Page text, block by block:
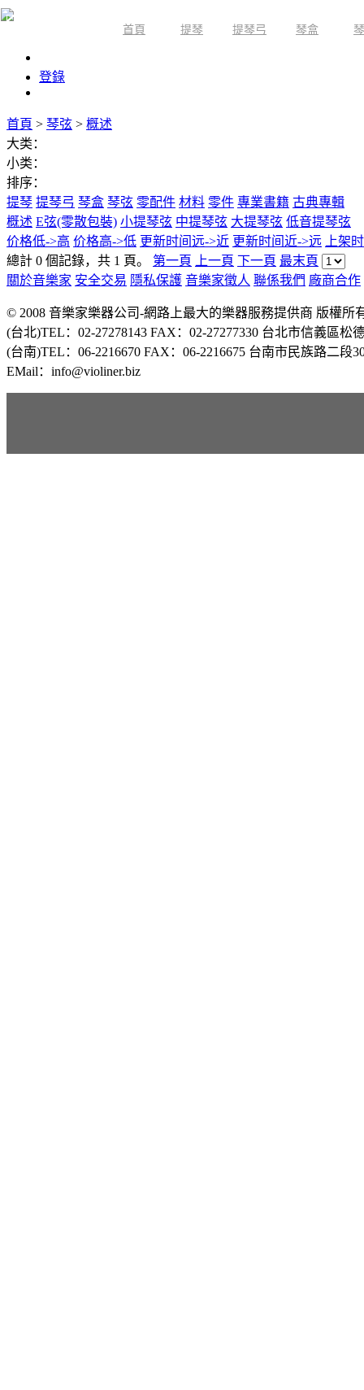
首頁 提琴 提琴弓 琴盒
登錄
首頁 > 琴弦 > 概述
大类：
小类：
排序：
提琴 提琴弓 琴盒 琴弦 零配件 材料 零件 專業書籍 古典專輯
概述 E弦(零散包裝) 小提琴弦 中提琴弦 大提琴弦 低音提琴弦
价格低->高 价格高->低 更新时间远->近 更新时间近->远
上架
總計 0 個記錄，共 1 頁。 第一頁 上一頁 下一頁 最末頁
關於音樂家 安全交易 隱私保護 音樂家徵人 聯係我們 廠商合作
© 2008 音樂家樂器公司-網路上最大的樂器服務提供商 版權所
(台北)TEL：02-27278143 FAX：02-27277330 台北市信義區松
(台南)TEL：06-2216670 FAX：06-2216675 台南市民族路二
EMail：info@violiner.biz